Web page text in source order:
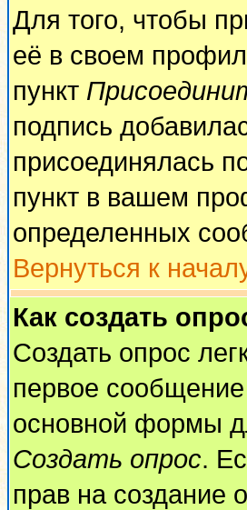
Для того, чтобы
её в своем
пункт
подпись
присоединялась
пункт в вашем
определенных
Вернуться к
Как создать
Создать опрос
первое
основной формы
Создать опрос.
прав на создание